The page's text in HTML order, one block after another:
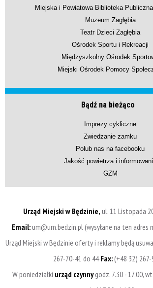
Miejska i Powiatowa Biblioteka
Muzeum Zagłębia
Teatr Dzieci Zagłębia
Ośrodek Sportu i Rekreacji
Międzyszkolny Ośrodek
Miejski Ośrodek Pomocy
Bądź na bieżąco
Imprezy cykliczne
Zwiedzanie zamku
Polub nas na facebooku
Jakość powietrza i
GZM
Urząd Miejski w Będzinie, ul. 11 Listopada
Email:um@um.bedzin.pl (wysyłane na ten adres
Urząd Miejski w Będzinie oferty i reklamy będą
267-70-41 do 44Fax:(+48 32) 267-
W poniedziałki urząd czynnygodz. 7.30 - 17.00,